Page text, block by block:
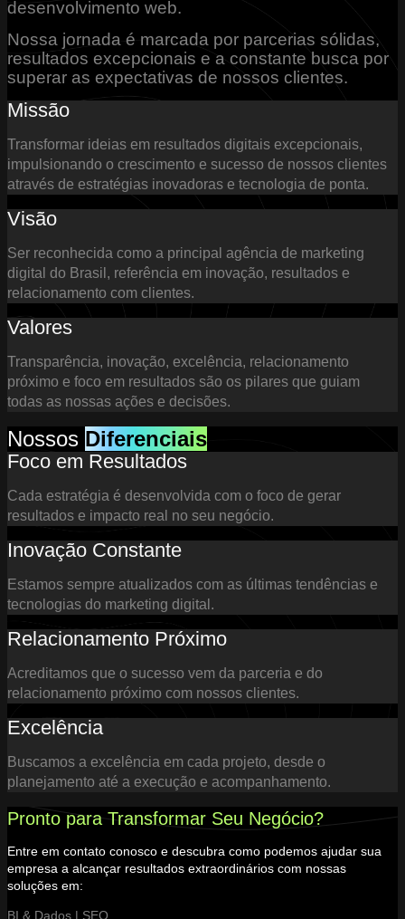
desenvolvimento web.
Nossa jornada é marcada por parcerias sólidas,
resultados excepcionais e a constante busca por
superar as expectativas de nossos clientes.
Missão
Transformar ideias em resultados digitais excepcionais,
impulsionando o crescimento e sucesso de nossos clientes
através de estratégias inovadoras e tecnologia de ponta.
Visão
Ser reconhecida como a principal agência de marketing
digital do Brasil, referência em inovação, resultados e
relacionamento com clientes.
Valores
Transparência, inovação, excelência, relacionamento
próximo e foco em resultados são os pilares que guiam
todas as nossas ações e decisões.
Nossos Diferenciais
Foco em Resultados
Cada estratégia é desenvolvida com o foco de gerar
resultados e impacto real no seu negócio.
Inovação Constante
Estamos sempre atualizados com as últimas tendências e
tecnologias do marketing digital.
Relacionamento Próximo
Acreditamos que o sucesso vem da parceria e do
relacionamento próximo com nossos clientes.
Excelência
Buscamos a excelência em cada projeto, desde o
planejamento até a execução e acompanhamento.
Pronto para Transformar Seu Negócio?
Entre em contato conosco e descubra como podemos ajudar sua
empresa a alcançar resultados extraordinários com nossas
soluções em:
BI & Dados | SEO